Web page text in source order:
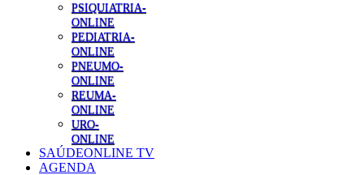
PSIQUIATRIA-
ONLINE
PEDIATRIA-
ONLINE
PNEUMO-
ONLINE
REUMA-
ONLINE
URO-
ONLINE
SAÚDEONLINE TV
AGENDA